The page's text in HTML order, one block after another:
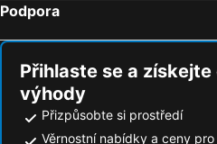
Podpora
Přihlaste se a
výhody
Přizpůsobte si prostředí
Věrnostní nabídky a ceny